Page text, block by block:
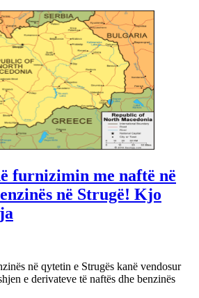
furnizimin me naftë në
në Strugë! Kjo
në qytetin e Strugës kanë vendosur
e derivateve të naftës dhe benzinës